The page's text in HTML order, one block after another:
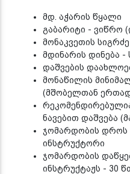
მდ. აჭარის წყალი
გაბარიტი - ვიწრო
მონაკვეთის სიგრძე
მდინარის დინება -
დაშვების
მონაწილის
(მშობელთან
ნავებით დაშვება
ჯომარდობის დროს
ინსტრუქტორი
ჯომარდობის
ინსტრუქტაჟს - 30